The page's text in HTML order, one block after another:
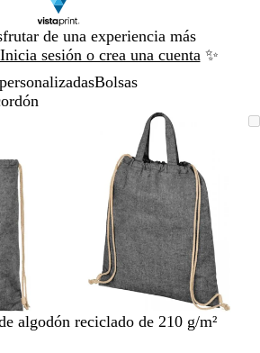
de una experiencia más
Inicia sesión o crea una cuenta ✨
Bolsas
Imagen
ampliable
Acercado
hasta
mínimo
Haz
clic
para
expandir
Utiliza
las
teclas
de
más
y
menos
para
ampliar
y
alejar
y
algodón reciclado de 210 g/m²